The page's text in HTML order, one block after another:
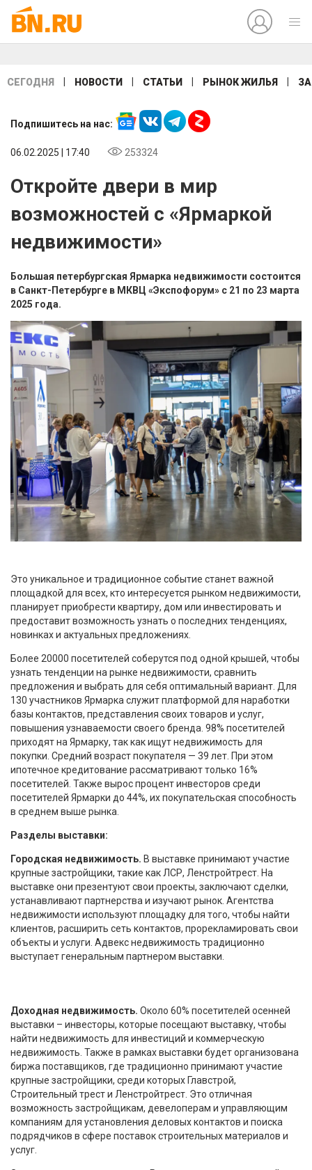
СЕГОДНЯ НОВОСТИ СТАТЬИ РЫНОК ЖИЛЬЯ
Подпишитесь на нас:
06.02.2025 | 17:40 253324
Откройте двери в мир
возможностей с «Ярмаркой
недвижимости»
Большая петербургская Ярмарка недвижимости состоится
в Санкт-Петербурге в МКВЦ «Экспофорум» с 21 по 23 марта
2025 года.
Это уникальное и традиционное событие станет важной
площадкой для всех, кто интересуется рынком недвижимости,
планирует приобрести квартиру, дом или инвестировать и
предоставит возможность узнать о последних тенденциях,
новинках и актуальных предложениях.
Более 20000 посетителей соберутся под одной крышей, чтобы
узнать тенденции на рынке недвижимости, сравнить
предложения и выбрать для себя оптимальный вариант. Для
130 участников Ярмарка служит платформой для наработки
базы контактов, представления своих товаров и услуг,
повышения узнаваемости своего бренда. 98% посетителей
приходят на Ярмарку, так как ищут недвижимость для
покупки. Средний возраст покупателя — 39 лет. При этом
ипотечное кредитование рассматривают только 16%
посетителей. Также вырос процент инвесторов среди
посетителей Ярмарки до 44%, их покупательская способность
в среднем выше рынка.
Разделы выставки:
Городская недвижимость. В выставке принимают участие
крупные застройщики, такие как ЛСР, Ленстройтрест. На
выставке они презентуют свои проекты, заключают сделки,
устанавливают партнерства и изучают рынок. Агентства
недвижимости используют площадку для того, чтобы найти
клиентов, расширить сеть контактов, прорекламировать свои
объекты и услуги. Адвекс недвижимость традиционно
выступает генеральным партнером выставки.
Доходная недвижимость. Около 60% посетителей осенней
выставки – инвесторы, которые посещают выставку, чтобы
найти недвижимость для инвестиций и коммерческую
недвижимость. Также в рамках выставки будет организована
биржа поставщиков, где традиционно принимают участие
крупные застройщики, среди которых Главстрой,
Строительный трест и Ленстройтрест. Это отличная
возможность застройщикам, девелоперам и управляющим
компаниям для установления деловых контактов и поиска
подрядчиков в сфере поставок строительных материалов и
услуг.